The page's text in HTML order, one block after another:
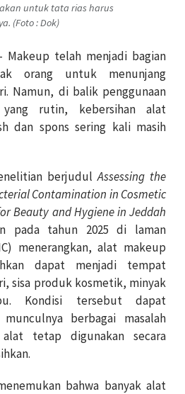
untuk tata rias harus
(Foto : Dok)
Makeup telah menjadi bagian
orang untuk menunjang
Namun, di balik penggunaan
rutin, kebersihan alat
dan spons sering kali masih
berjudulAssessing the
Contamination in Cosmetic
Beauty and Hygiene in Jeddah
pada tahun 2025 di laman
menerangkan, alat makeup
dapat menjadi tempat
sisa produk kosmetik, minyak
Kondisi tersebut dapat
berbagai masalah
tetap digunakan secara
bahwa banyak alat